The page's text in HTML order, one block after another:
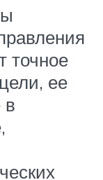
точное
ее
в